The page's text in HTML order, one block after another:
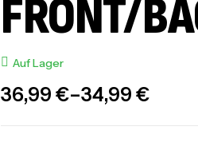
FRONT/
Auf Lager
34,99 €
–
36,99 €